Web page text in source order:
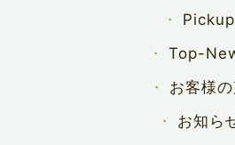
Pickup
Top-
お客様
お知ら